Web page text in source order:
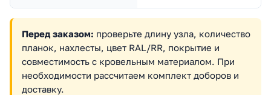
Перед заказом: проверьте длину узла, количество
планок, нахлесты, цвет RAL/RR, покрытие и
совместимость с кровельным материалом. При
необходимости рассчитаем комплект доборов и
доставку.